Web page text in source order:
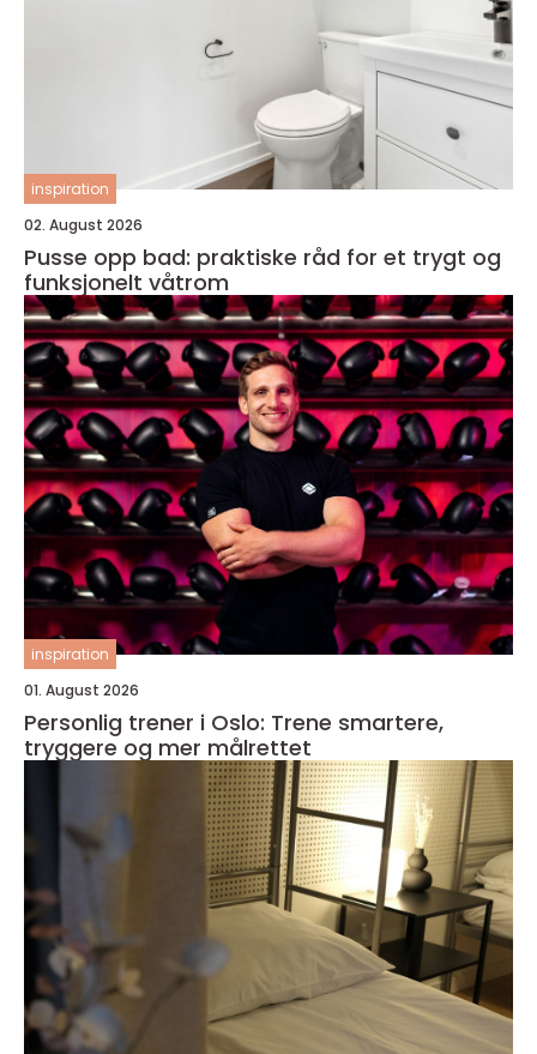
inspiration
02. August 2026
Pusse opp bad: praktiske råd for et trygt og
funksjonelt våtrom
inspiration
01. August 2026
Personlig trener i Oslo: Trene smartere,
tryggere og mer målrettet